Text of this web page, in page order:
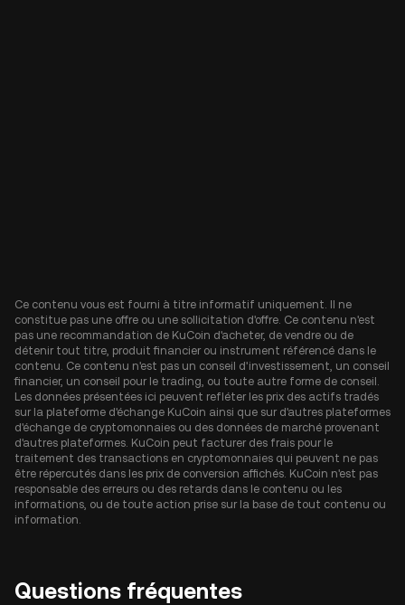
Ce contenu vous est fourni à titre informatif uniquement. Il ne
constitue pas une offre ou une sollicitation d'offre. Ce contenu n'est
pas une recommandation de KuCoin d'acheter, de vendre ou de
détenir tout titre, produit financier ou instrument référencé dans le
contenu. Ce contenu n'est pas un conseil d'investissement, un conseil
financier, un conseil pour le trading, ou toute autre forme de conseil.
Les données présentées ici peuvent refléter les prix des actifs tradés
sur la plateforme d'échange KuCoin ainsi que sur d'autres plateformes
d'échange de cryptomonnaies ou des données de marché provenant
d'autres plateformes. KuCoin peut facturer des frais pour le
traitement des transactions en cryptomonnaies qui peuvent ne pas
être répercutés dans les prix de conversion affichés. KuCoin n'est pas
responsable des erreurs ou des retards dans le contenu ou les
informations, ou de toute action prise sur la base de tout contenu ou
information.
Questions fréquentes